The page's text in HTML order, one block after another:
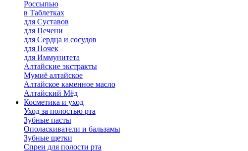
Россыпью
в Таблетках
для Cуставов
для Печени
для Сердца и сосудов
для Почек
для Иммунитета
Алтайские экстракты
Мумиё алтайское
Алтайское каменное масло
Алтайский Мёд
Косметика и уход
Уход за полостью рта
Зубные пасты
Ополаскиватели и бальзамы
Зубные щетки
Спреи для полости рта